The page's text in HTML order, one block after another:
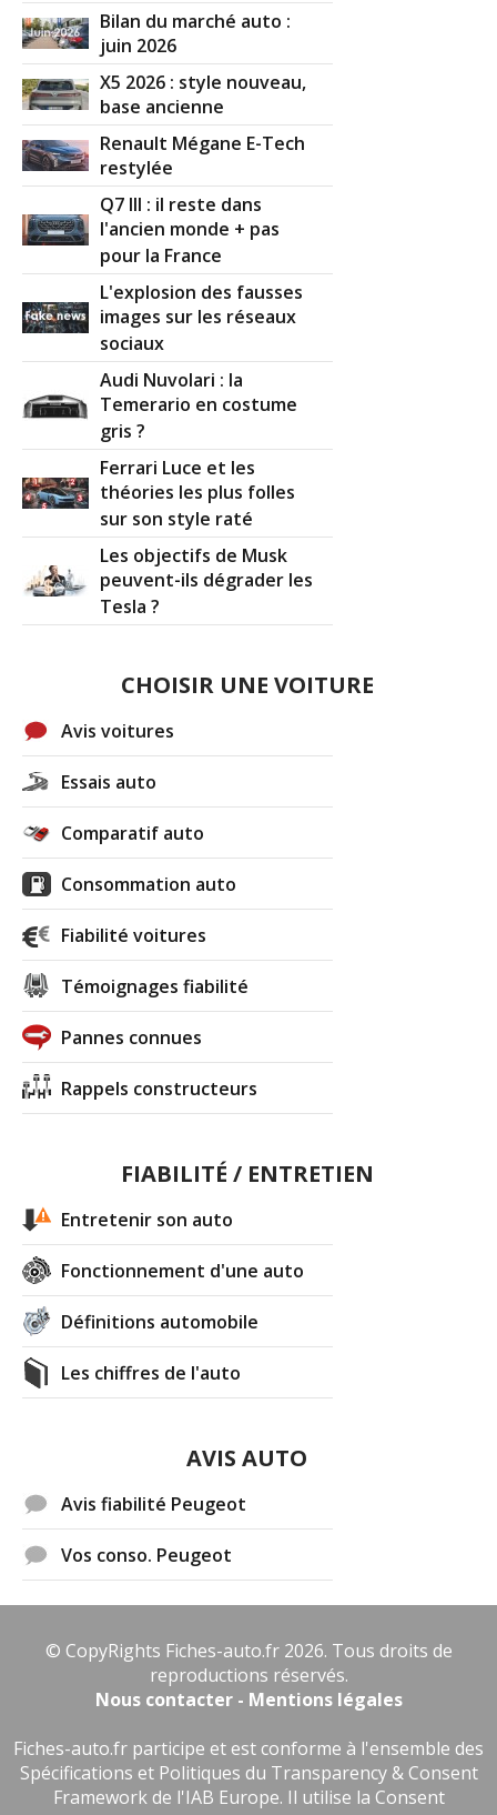
Bilan du marché auto :
juin 2026
X5 2026 : style nouveau,
base ancienne
Renault Mégane E-Tech
restylée
Q7 III : il reste dans
l'ancien monde + pas
pour la France
L'explosion des fausses
images sur les réseaux
sociaux
Audi Nuvolari : la
Temerario en costume
gris ?
Ferrari Luce et les
théories les plus folles
sur son style raté
Les objectifs de Musk
peuvent-ils dégrader les
Tesla ?
CHOISIR UNE VOITURE
Avis voitures
Essais auto
Comparatif auto
Consommation auto
Fiabilité voitures
Témoignages fiabilité
Pannes connues
Rappels constructeurs
FIABILITÉ / ENTRETIEN
Entretenir son auto
Fonctionnement d'une auto
Définitions automobile
Les chiffres de l'auto
AVIS AUTO
Avis fiabilité Peugeot
Vos conso. Peugeot
© CopyRights Fiches-auto.fr 2026. Tous droits de
reproductions réservés.
Nous contacter - Mentions légales
Fiches-auto.fr participe et est conforme à l'ensemble des
Spécifications et Politiques du Transparency & Consent
Framework de l'IAB Europe. Il utilise la Consent